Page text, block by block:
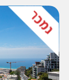
4. ₪3,790,000
5. מאפייני דירה